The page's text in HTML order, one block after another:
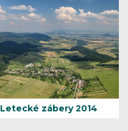
Letecké zábery 2014